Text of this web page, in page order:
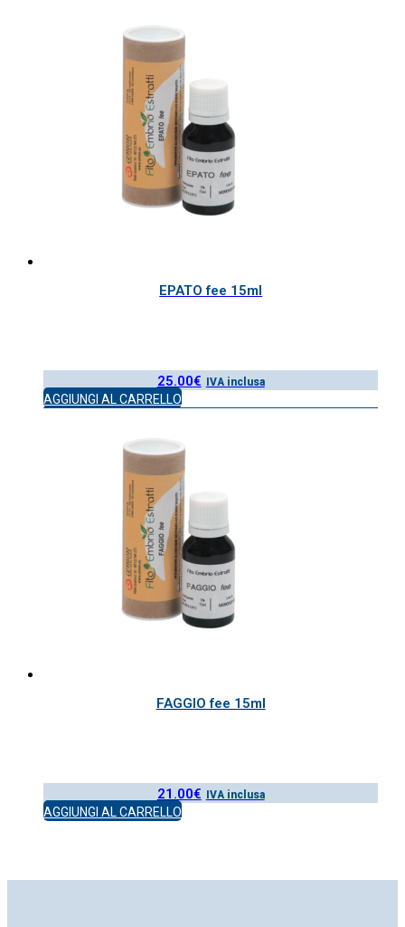
EPATO fee 15ml
25.00€ IVA inclusa
AGGIUNGI AL CARRELLO
FAGGIO fee 15ml
21.00€ IVA inclusa
AGGIUNGI AL CARRELLO